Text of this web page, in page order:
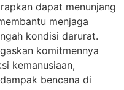
dapat menunjang
menjaga
kondisi darurat.
komitmennya
kemanusiaan,
bencana di